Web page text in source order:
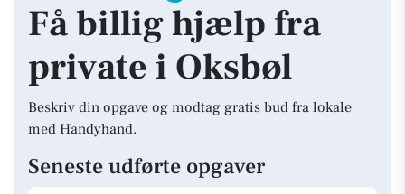
Få billig hjælp fra
private i Oksbøl
Beskriv din opgave og modtag gratis bud fra lokale
med Handyhand.
Seneste udførte opgaver